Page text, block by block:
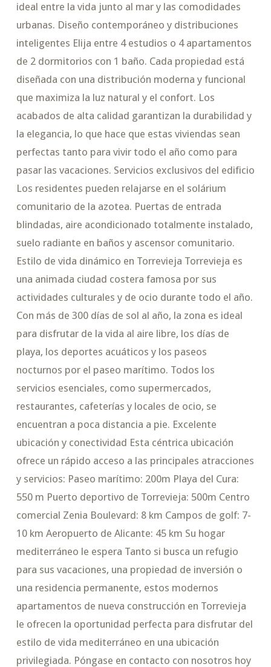
ideal entre la vida junto al mar y las comodidades
urbanas. Diseño contemporáneo y distribuciones
inteligentes Elija entre 4 estudios o 4 apartamentos
de 2 dormitorios con 1 baño. Cada propiedad está
diseñada con una distribución moderna y funcional
que maximiza la luz natural y el confort. Los
acabados de alta calidad garantizan la durabilidad y
la elegancia, lo que hace que estas viviendas sean
perfectas tanto para vivir todo el año como para
pasar las vacaciones. Servicios exclusivos del edificio
Los residentes pueden relajarse en el solárium
comunitario de la azotea. Puertas de entrada
blindadas, aire acondicionado totalmente instalado,
suelo radiante en baños y ascensor comunitario.
Estilo de vida dinámico en Torrevieja Torrevieja es
una animada ciudad costera famosa por sus
actividades culturales y de ocio durante todo el año.
Con más de 300 días de sol al año, la zona es ideal
para disfrutar de la vida al aire libre, los días de
playa, los deportes acuáticos y los paseos
nocturnos por el paseo marítimo. Todos los
servicios esenciales, como supermercados,
restaurantes, cafeterías y locales de ocio, se
encuentran a poca distancia a pie. Excelente
ubicación y conectividad Esta céntrica ubicación
ofrece un rápido acceso a las principales atracciones
y servicios: Paseo marítimo: 200m Playa del Cura:
550 m Puerto deportivo de Torrevieja: 500m Centro
comercial Zenia Boulevard: 8 km Campos de golf: 7-
10 km Aeropuerto de Alicante: 45 km Su hogar
mediterráneo le espera Tanto si busca un refugio
para sus vacaciones, una propiedad de inversión o
una residencia permanente, estos modernos
apartamentos de nueva construcción en Torrevieja
le ofrecen la oportunidad perfecta para disfrutar del
estilo de vida mediterráneo en una ubicación
privilegiada. Póngase en contacto con nosotros hoy